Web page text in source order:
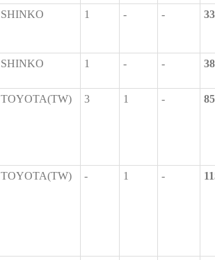
SHINKO 1 - -
SHINKO 1 - -
TOYOTA(TW) 3 1 -
TOYOTA(TW) - 1 -